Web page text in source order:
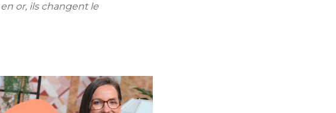
or, ils changent le